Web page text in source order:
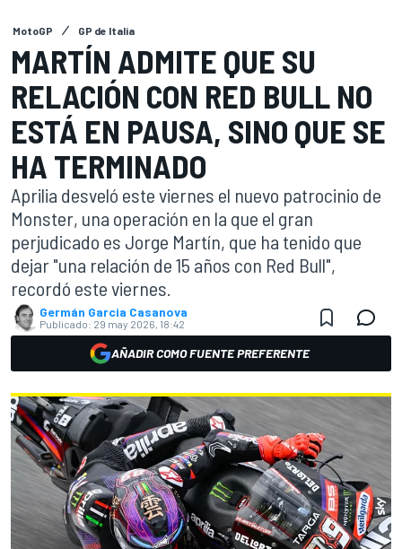
MotoGP GP de Italia
MARTÍN ADMITE QUE SU
RELACIÓN CON RED BULL NO
ESTÁ EN PAUSA, SINO QUE SE
HA TERMINADO
Aprilia desveló este viernes el nuevo patrocinio de
Monster, una operación en la que el gran
perjudicado es Jorge Martín, que ha tenido que
dejar "una relación de 15 años con Red Bull",
recordó este viernes.
Germán Garcia Casanova
Publicado: 29 may 2026, 18:42
AÑADIR COMO FUENTE PREFERENTE